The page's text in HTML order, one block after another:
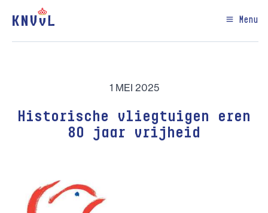
Menu
1 MEI 2025
Historische vliegtuigen eren
80 jaar vrijheid